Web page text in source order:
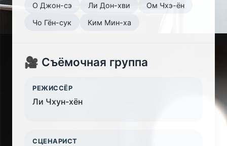
О Джон-сэ
Ли Дон-хви
Ом Чхэ-ён
Чо Гён-сук
Ким Мин-ха
🎥 Съёмочная группа
РЕЖИССЁР
Ли Чхун-хён
СЦЕНАРИСТ